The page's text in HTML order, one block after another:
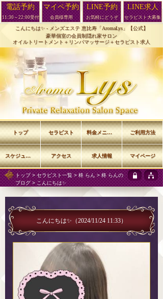
こんにちは✨ - メンズエステ 恵比寿「AromaLys」【公式】
豪華個室の会員制隠れ家サロン
オイルトリートメント＋リンパマッサージ＋セラピスト求人
トップ> セラピスト一覧 >柊 らん > 柊 らんの
ブログ > こんにちは✨
こんにちは✨ （2024/11/24 11:33）
トップ セラピスト 料金メニュー ご利用方法
スケジュール アクセス 求人情報 マイページ
電話予約
11:30～22:00受付
マイペ予約
会員様専用
LINE予約
お気軽にどうぞ
LINE求人
セラピスト大募集